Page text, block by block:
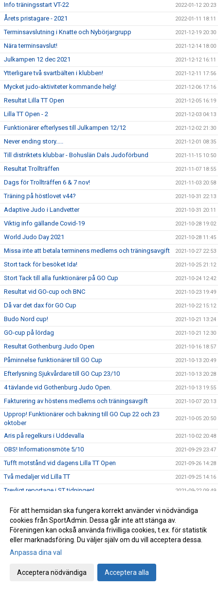
Info träningsstart VT-22 2022-01-12 20:23
Årets pristagare - 2021 2022-01-11 18:11
Terminsavslutning i Knatte och Nybörjargrupp 2021-12-19 20:30
Nära terminsavslut! 2021-12-14 18:00
Julkampen 12 dec 2021 2021-12-12 16:11
Ytterligare två svartbälten i klubben! 2021-12-11 17:56
Mycket judo-aktiviteter kommande helg! 2021-12-06 17:16
Resultat Lilla TT Open 2021-12-05 16:19
Lilla TT Open - 2 2021-12-03 04:13
Funktionärer efterlyses till Julkampen 12/12 2021-12-02 21:30
Never ending story..... 2021-12-01 08:35
Till distriktets klubbar - Bohuslän Dals Judoförbund 2021-11-15 10:50
Resultat Trollträffen 2021-11-07 18:55
Dags för Trollträffen 6 & 7 nov! 2021-11-03 20:58
Träning på höstlovet v44? 2021-10-31 22:13
Adaptive Judo i Landvetter 2021-10-31 20:11
Viktig info gällande Covid-19 2021-10-28 19:02
World Judo Day 2021 2021-10-28 11:45
Missa inte att betala terminens medlems och träningsavgift 2021-10-27 22:53
Stort tack för besöket Ida! 2021-10-25 21:12
Stort Tack till alla funktionärer på GO Cup 2021-10-24 12:42
Resultat vid GO-cup och BNC 2021-10-23 19:49
Då var det dax för GO Cup 2021-10-22 15:12
Budo Nord cup! 2021-10-21 13:24
GO-cup på lördag 2021-10-21 12:30
Resultat Gothenburg Judo Open 2021-10-16 18:57
Påminnelse funktionärer till GO Cup 2021-10-13 20:49
Efterlysning Sjukvårdare till GO Cup 23/10 2021-10-13 20:28
4 tävlande vid Gothenburg Judo Open. 2021-10-13 19:55
Fakturering av höstens medlems och träningsavgift 2021-10-07 20:13
Upprop! Funktionärer och bakning till GO Cup 22 och 23
oktober
2021-10-05 20:50
Aris på regelkurs i Uddevalla 2021-10-02 20:48
OBS! Informationsmöte 5/10 2021-09-29 23:47
Tufft motstånd vid dagens Lilla TT Open 2021-09-26 14:28
Två medaljer vid Lilla TT 2021-09-25 14:16
Trevligt reportage i ST tidningen! 2021-09-22 09:49
OBS! Påminnelse - registrering i nytt tävlingssystem
1:a plats för Josefine! 2021-09-11 22:13
Jossan åker till Lindesberg
Nytt system för anmälan till tävlingar och läger
ÄNTLIGEN! - snart dags för terminsstart!
För att hemsidan ska fungera korrekt använder vi nödvändiga
cookies från SportAdmin. Dessa går inte att stänga av.
Föreningen kan också använda frivilliga cookies, t.ex. för statistik
eller marknadsföring. Du väljer själv om du vill acceptera dessa.
Anpassa dina val
Acceptera nödvändiga Acceptera alla